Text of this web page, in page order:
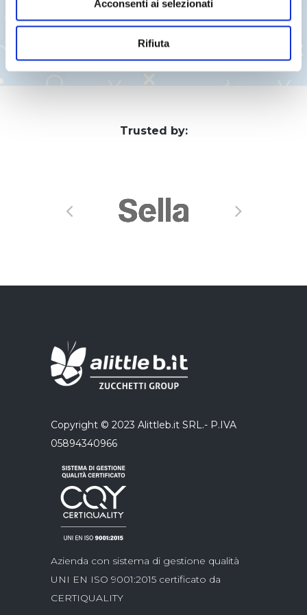
Acconsenti ai selezionati
Rifiuta
Trusted by:
Copyright © 2023 Alittleb.it SRL.- P.IVA
05894340966
Azienda con sistema di gestione qualità
UNI EN ISO 9001:2015 certificato da
CERTIQUALITY